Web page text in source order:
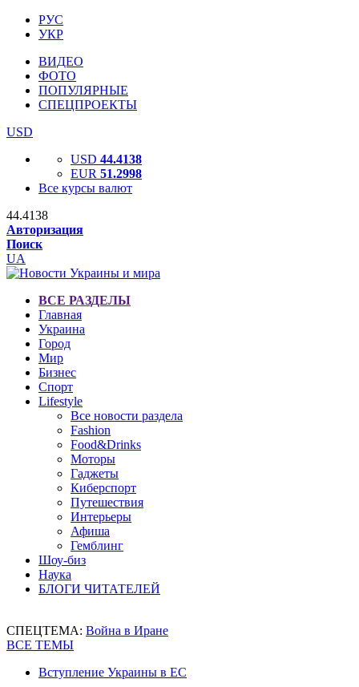
РУС
УКР
ВИДЕО
ФОТО
ПОПУЛЯРНЫЕ
СПЕЦПРОЕКТЫ
USD
USD 44.4138
EUR 51.2998
Все курсы валют
44.4138
Авторизация
Поиск
UA
ВСЕ РАЗДЕЛЫ
Главная
Украина
Город
Мир
Бизнес
Спорт
Lifestyle
Все новости раздела
Fashion
Food&Drinks
Моторы
Гаджеты
Киберспорт
Путешествия
Интерьеры
Афиша
Гемблинг
Шоу-биз
Наука
БЛОГИ ЧИТАТЕЛЕЙ
СПЕЦТЕМА: Война в Иране
ВСЕ ТЕМЫ
Вступление Украины в ЕС